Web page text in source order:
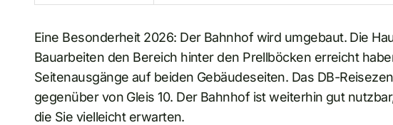
Eine Besonderheit 2026: Der Bahnhof wird umgebaut. Die
Bauarbeiten den Bereich hinter den Prellböcken erreicht
Seitenausgänge auf beiden Gebäudeseiten. Das DB-
gegenüber von Gleis 10. Der Bahnhof ist weiterhin gut
die Sie vielleicht erwarten.